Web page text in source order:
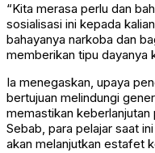
“Kita merasa perlu dan
sosialisasi ini kepada
bahayanya narkoba dan
memberikan tipu dayanya
Ia menegaskan, upaya
bertujuan melindungi
memastikan
Sebab, para pelajar saat
akan melanjutkan estafet